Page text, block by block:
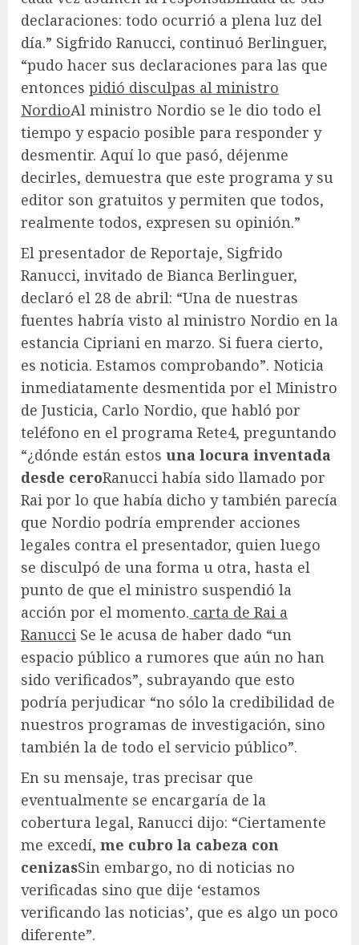
declaraciones: todo ocurrió a plena luz del
día.” Sigfrido Ranucci, continuó Berlinguer,
“pudo hacer sus declaraciones para las que
entonces pidió disculpas al ministro
NordioAl ministro Nordio se le dio todo el
tiempo y espacio posible para responder y
desmentir. Aquí lo que pasó, déjenme
decirles, demuestra que este programa y su
editor son gratuitos y permiten que todos,
realmente todos, expresen su opinión.”
El presentador de Reportaje, Sigfrido
Ranucci, invitado de Bianca Berlinguer,
declaró el 28 de abril: “Una de nuestras
fuentes habría visto al ministro Nordio en la
estancia Cipriani en marzo. Si fuera cierto,
es noticia. Estamos comprobando”. Noticia
inmediatamente desmentida por el Ministro
de Justicia, Carlo Nordio, que habló por
teléfono en el programa Rete4, preguntando
“¿dónde están estos una locura inventada
desde ceroRanucci había sido llamado por
Rai por lo que había dicho y también parecía
que Nordio podría emprender acciones
legales contra el presentador, quien luego
se disculpó de una forma u otra, hasta el
punto de que el ministro suspendió la
acción por el momento. carta de Rai a
Ranucci Se le acusa de haber dado “un
espacio público a rumores que aún no han
sido verificados”, subrayando que esto
podría perjudicar “no sólo la credibilidad de
nuestros programas de investigación, sino
también la de todo el servicio público”.
En su mensaje, tras precisar que
eventualmente se encargaría de la
cobertura legal, Ranucci dijo: “Ciertamente
me excedí, me cubro la cabeza con
cenizasSin embargo, no di noticias no
verificadas sino que dije ‘estamos
verificando las noticias’, que es algo un poco
diferente”.